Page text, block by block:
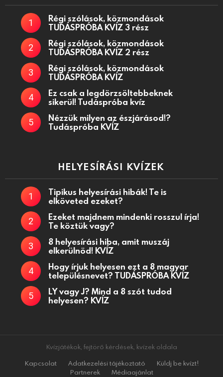
Régi szólások, közmondások
TUDÁSPRÓBA KVÍZ 3 rész
Régi szólások, közmondások
TUDÁSPRÓBA KVÍZ 2 rész
Régi szólások, közmondások
TUDÁSPRÓBA KVÍZ
Ez csak a legdörzsöltebbeknek
sikerül! Tudáspróba kvíz
Nézzük milyen az észjárásod!?
Tudáspróba KVÍZ
HELYESÍRÁSI KVÍZEK
Tipikus helyesírási hibák! Te is
elköveted ezeket?
Ezeket majdnem mindenki rosszul írja!
Te köztük vagy?
8 helyesírási hiba, amit muszáj
elkerülnöd! KVÍZ
Hogy írjuk helyesen ezt a 8 magyar
településnevet? TUDÁSPRÓBA KVÍZ
LY vagy J? Mind a 8 szót tudod
helyesen? KVÍZ
Kvízjátékok, fejtörő kérdések, kvízek oldala
Kapcsolat
Adatkezelési tájékoztató
Küldj be kvízt!
Partnerek
Médiaajánlat